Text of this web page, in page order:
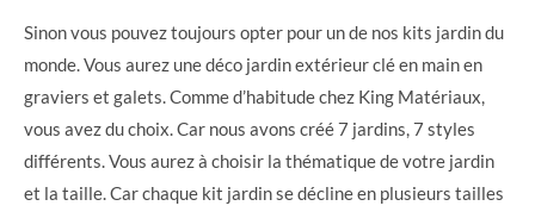
Sinon vous pouvez toujours opter pour un de nos kits jardin du
monde. Vous aurez une déco jardin extérieur clé en main en
graviers et galets. Comme d’habitude chez King Matériaux,
vous avez du choix. Car nous avons créé 7 jardins, 7 styles
différents. Vous aurez à choisir la thématique de votre jardin
et la taille. Car chaque kit jardin se décline en plusieurs tailles